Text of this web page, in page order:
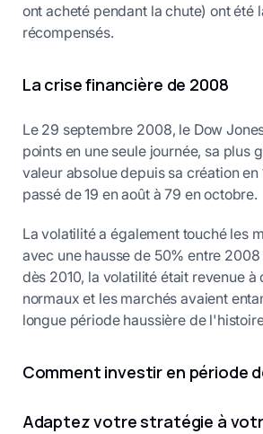
ont acheté pendant la chute) ont été
récompensés.
La crise financière de 2008
Le 29 septembre 2008, le Dow
points en une seule journée, sa plus
valeur absolue depuis sa création en
passé de 19 en août à 79 en octobre.
La volatilité a également touché les
avec une hausse de 50% entre
dès 2010, la volatilité était revenue à
normaux et les marchés avaient
longue période haussière de
Comment investir en période
Adaptez votre stratégie à